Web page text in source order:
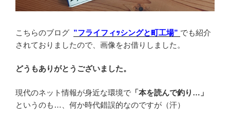
こちらのブログ ”フライフィｯシングと町工場” でも紹介
されておりましたので、画像をお借りしました。
どうもありがとうございました。
現代のネット情報が身近な環境で 「本を読んで釣り…」
というのも…、何か時代錯誤的なのですが（汗）